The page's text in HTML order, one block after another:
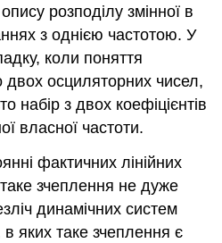
розподілу змінної в
з однією частотою. У
коли поняття
двох осциляторних чисел,
набір з двох коефіцієнтів
власної частоти.
фактичних лінійних
зчеплення не дуже
динамічних систем
яких таке зчеплення є